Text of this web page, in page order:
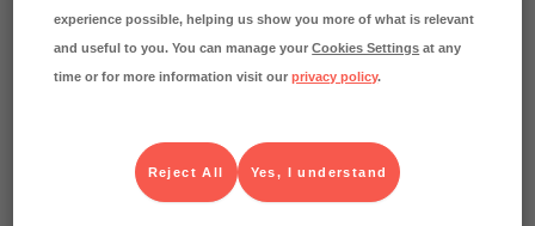
Kokosmjölk 17%
Kolonial Art.nr.
121590
experience possible, helping us show you more of what is relevant
and useful to you. You can manage yourCookies Settings at any
time or for more information visit ourprivacy policy.
Yes, I understand
Reject All